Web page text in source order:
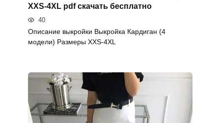
XXS-4XL pdf скачать бесплатно
40
Описание выкройки Выкройка Кардиган (4
модели) Размеры XXS-4XL